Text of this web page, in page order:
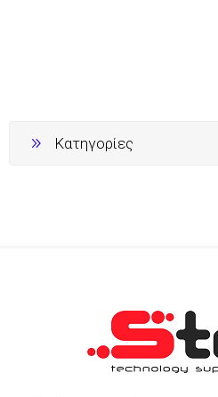
Κατηγορίες